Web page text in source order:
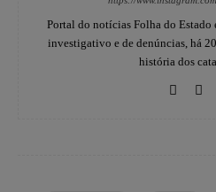
Portal do notícias Folha do
investigativo e de denúncias, há
história dos